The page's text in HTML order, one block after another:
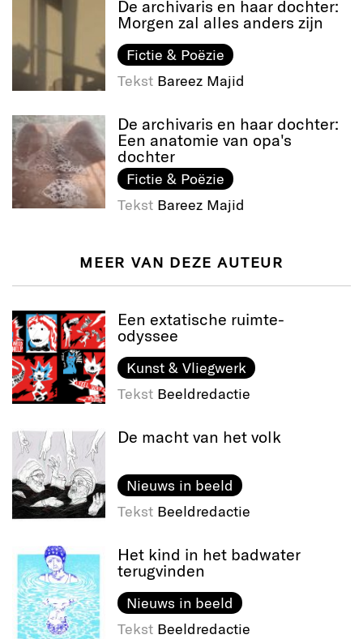
De archivaris en haar dochter:
Morgen zal alles anders zijn
Fictie & Poëzie
Tekst Bareez Majid
De archivaris en haar dochter:
Een anatomie van opa's
dochter
Fictie & Poëzie
Tekst Bareez Majid
MEER VAN DEZE AUTEUR
Een extatische ruimte-
odyssee
Kunst & Vliegwerk
Tekst Beeldredactie
De macht van het volk
Nieuws in beeld
Tekst Beeldredactie
Het kind in het badwater
terugvinden
Nieuws in beeld
Tekst Beeldredactie